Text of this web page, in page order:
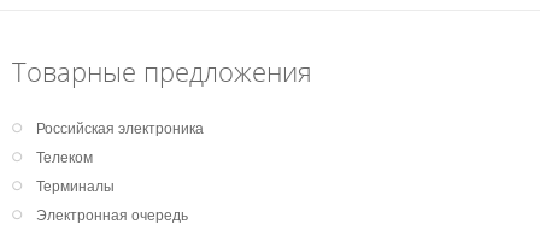
Товарные предложения
Российская электроника
Телеком
Терминалы
Электронная очередь